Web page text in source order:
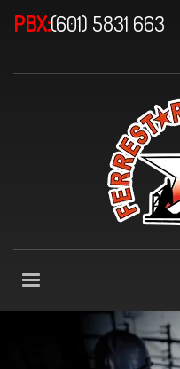
PBX:(601) 5831 663